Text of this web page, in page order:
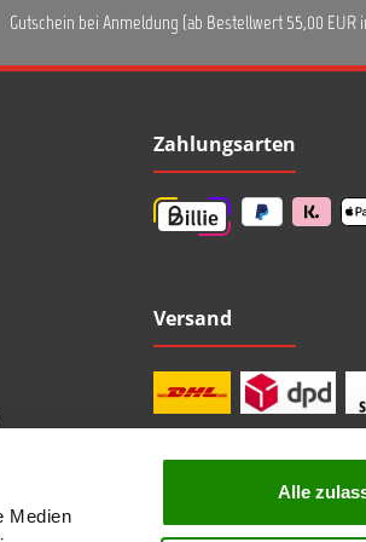
Medien
Alle
Gutschein bei Anmeldung (ab Bestellwert 55,00 EUR
Zahlungsarten
Versand